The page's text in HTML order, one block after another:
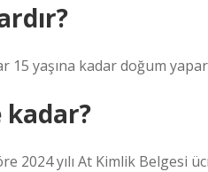
15 yaşına kadar doğum
kadar?
2024 yılı At Kimlik Belgesi